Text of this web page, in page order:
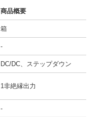
商品概要
箱
-
DC/DC、ステップダウン
1非絶縁出力
-